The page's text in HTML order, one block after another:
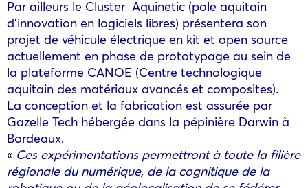
Par ailleurs le Cluster Aquinetic (pole aquitain
d’innovation en logiciels libres) présentera son
projet de véhicule électrique en kit et open source
actuellement en phase de prototypage au sein de
la plateforme CANOE (Centre technologique
aquitain des matériaux avancés et composites).
La conception et la fabrication est assurée par
Gazelle Tech hébergée dans la pépinière Darwin à
Bordeaux.
« Ces expérimentations permettront à toute la filière
régionale du numérique, de la cognitique de la